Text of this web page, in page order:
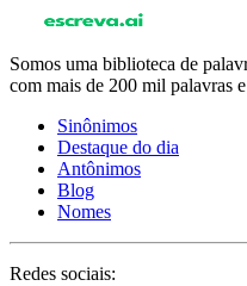
Somos uma biblioteca de
com mais de 200 mil palavras
Sinônimos
Destaque do dia
Antônimos
Blog
Nomes
Redes sociais: